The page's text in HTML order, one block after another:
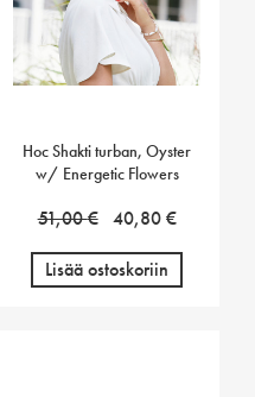
Hoc Shakti turban, Oyster
w/ Energetic Flowers
51,00€ Alkuperäinen
oli:
40,80€
Lisää ostoskoriin